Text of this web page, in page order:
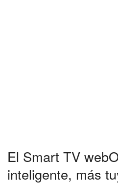
El Smart TV
inteligente, más